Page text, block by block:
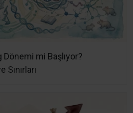
Dönemi mi Başlıyor?